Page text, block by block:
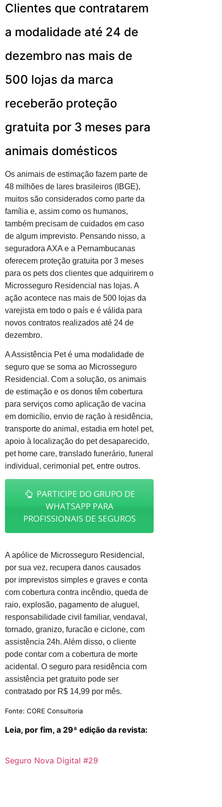
Clientes que contratarem
a modalidade até 24 de
dezembro nas mais de
500 lojas da marca
receberão proteção
gratuita por 3 meses para
animais domésticos
Os animais de estimação fazem parte de
48 milhões de lares brasileiros (IBGE),
muitos são considerados como parte da
família e, assim como os humanos,
também precisam de cuidados em caso
de algum imprevisto. Pensando nisso, a
seguradora AXA e a Pernambucanas
oferecem proteção gratuita por 3 meses
para os pets dos clientes que adquirirem o
Microsseguro Residencial nas lojas. A
ação acontece nas mais de 500 lojas da
varejista em todo o país e é válida para
novos contratos realizados até 24 de
dezembro.
A Assistência Pet é uma modalidade de
seguro que se soma ao Microsseguro
Residencial. Com a solução, os animais
de estimação e os donos têm cobertura
para serviços como aplicação de vacina
em domicílio, envio de ração à residência,
transporte do animal, estadia em hotel pet,
apoio à localização do pet desaparecido,
pet home care, translado funerário, funeral
individual, cerimonial pet, entre outros.
PARTICIPE DO GRUPO DE
WHATSAPP PARA
PROFISSIONAIS DE SEGUROS
A apólice de Microsseguro Residencial,
por sua vez, recupera danos causados
por imprevistos simples e graves e conta
com cobertura contra incêndio, queda de
raio, explosão, pagamento de aluguel,
responsabilidade civil familiar, vendaval,
tornado, granizo, furacão e ciclone, com
assistência 24h. Além disso, o cliente
pode contar com a cobertura de morte
acidental. O seguro para residência com
assistência pet gratuito pode ser
contratado por R$ 14,99 por mês.
Fonte: CORE Consultoria
Leia, por fim, a 29ª edição da revista:
Seguro Nova Digital #29